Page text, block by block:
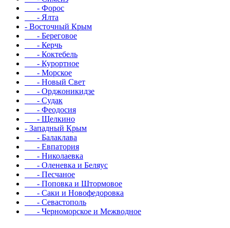
- Форос
- Ялта
- Восточный Крым
- Береговое
- Керчь
- Коктебель
- Курортное
- Морское
- Новый Свет
- Орджоникидзе
- Судак
- Феодосия
- Щелкино
- Западный Крым
- Балаклава
- Евпатория
- Николаевка
- Оленевка и Беляус
- Песчаное
- Поповка и Штормовое
- Саки и Новофедоровка
- Севастополь
- Черноморское и Межводное